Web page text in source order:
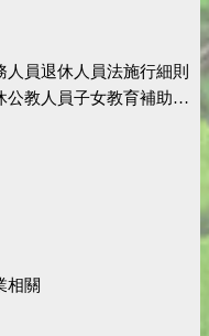
人員退休人員法施行細則
教人員子女教育補助規定
相關